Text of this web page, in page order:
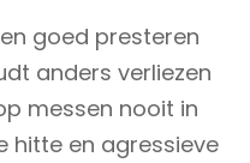
goed presteren
anders verliezen
messen nooit in
hitte en agressieve